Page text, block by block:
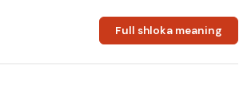
Full shloka meaning